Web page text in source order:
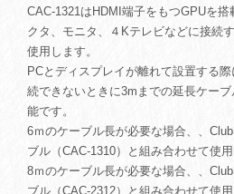
CAC-1321はHDMI端子をもつGPUを
クタ、モニタ、４Kテレビなどに接続
使用します。
PCとディスプレイが離れて設置する
続できないときに3mまでの延長ケー
能です。
6ｍのケーブル長が必要な場合、、
ブル（CAC-1310）と組み合わせて使用
8ｍのケーブル長が必要な場合、、
ブル（CAC-2312）と組み合わせて使用